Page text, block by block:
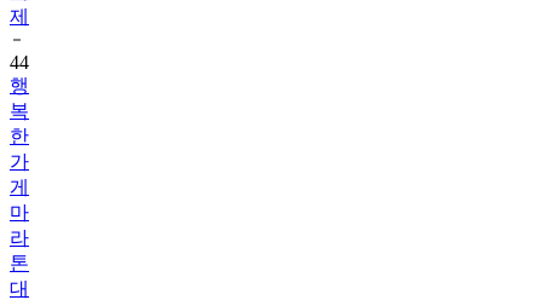
제
44
행
복
한
가
게
마
라
톤
대